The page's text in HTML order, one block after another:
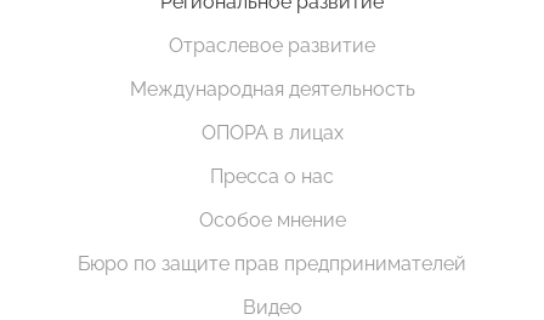
Отраслевое развитие
Международная деятельность
ОПОРА в лицах
Пресса о нас
Особое мнение
Бюро по защите прав предпринимателей
Видео